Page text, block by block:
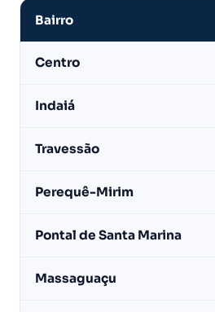
por
LeadJet
Bairro
Centro
Indaiá
Travessão
Perequê-Mirim
Pontal de Santa Marina
Massaguaçu